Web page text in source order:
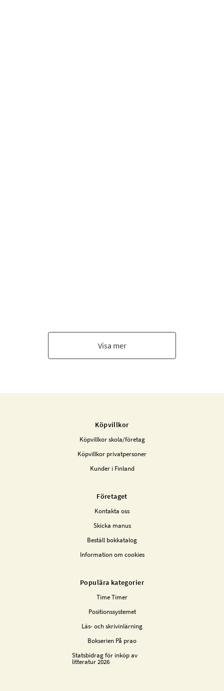
Visa mer
Köpvillkor
Köpvillkor skola/företag
Köpvillkor privatpersoner
Kunder i Finland
Företaget
Kontakta oss
Skicka manus
Beställ bokkatalog
Information om cookies
Populära kategorier
Time Timer
Positionssystemet
Läs- och skrivinlärning
Bokserien På prao
Statsbidrag för inköp av
litteratur 2026